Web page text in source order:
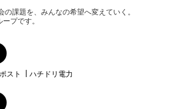
の課題を、みんなの希望へ変えていく。
プです。
スト ハチドリ電力